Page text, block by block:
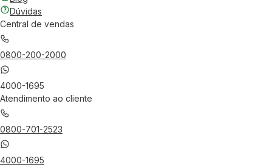
Dúvidas
Central de vendas
0800-200-2000
4000-1695
Atendimento ao cliente
0800-701-2523
4000-1695